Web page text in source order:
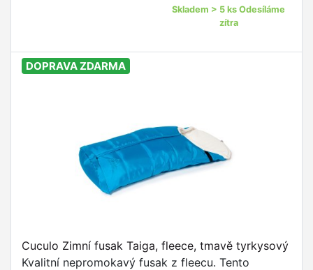
Skladem > 5 ks Odesíláme
zítra
DOPRAVA ZDARMA
Cuculo Zimní fusak Taiga, fleece, tmavě tyrkysový
Kvalitní nepromokavý fusak z fleecu. Tento